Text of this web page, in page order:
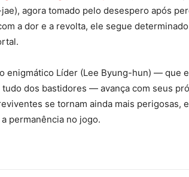
agora tomado pelo desespero após
a dor e a revolta, ele segue
enigmático Líder (Lee Byung-hun) — que
tudo dos bastidores — avança com seus
se tornam ainda mais perigosas,
permanência no jogo.